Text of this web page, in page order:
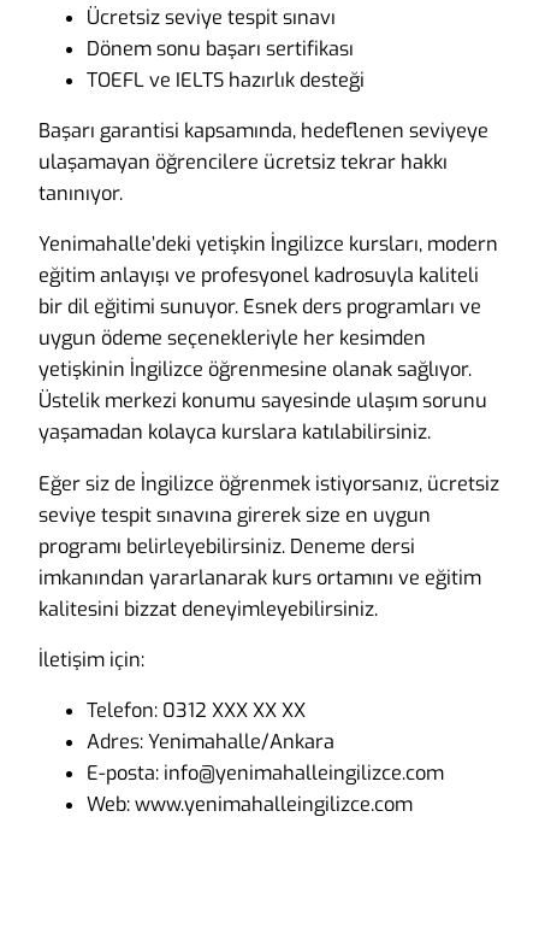
Ücretsiz seviye tespit sınavı
Dönem sonu başarı sertifikası
TOEFL ve IELTS hazırlık desteği
Başarı garantisi kapsamında, hedeflenen seviyeye
ulaşamayan öğrencilere ücretsiz tekrar hakkı
tanınıyor.
Yenimahalle’deki yetişkin İngilizce kursları, modern
eğitim anlayışı ve profesyonel kadrosuyla kaliteli
bir dil eğitimi sunuyor. Esnek ders programları ve
uygun ödeme seçenekleriyle her kesimden
yetişkinin İngilizce öğrenmesine olanak sağlıyor.
Üstelik merkezi konumu sayesinde ulaşım sorunu
yaşamadan kolayca kurslara katılabilirsiniz.
Eğer siz de İngilizce öğrenmek istiyorsanız, ücretsiz
seviye tespit sınavına girerek size en uygun
programı belirleyebilirsiniz. Deneme dersi
imkanından yararlanarak kurs ortamını ve eğitim
kalitesini bizzat deneyimleyebilirsiniz.
İletişim için:
Telefon: 0312 XXX XX XX
Adres: Yenimahalle/Ankara
E-posta: info@yenimahalleingilizce.com
Web: www.yenimahalleingilizce.com